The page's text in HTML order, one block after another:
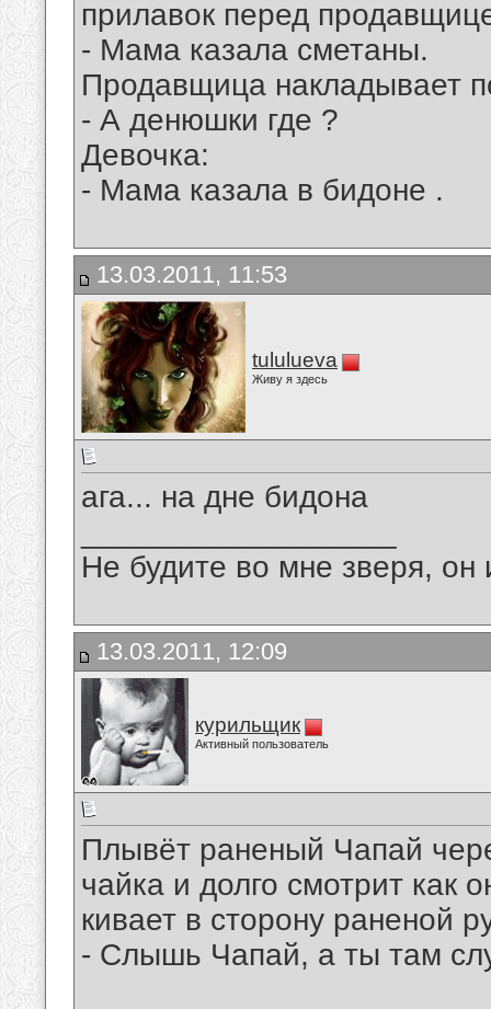
прилавок перед
- Мама казала сметаны.
Продавщица накладывает
- А денюшки где ?
Девочка:
- Мама казала в бидоне .
13.03.2011, 11:53
tululueva
Живу я здесь
ага... на дне бидона
Не будите во мне зверя, он
13.03.2011, 12:09
курильщик
Активный пользователь
Плывёт раненый Чапай
чайка и долго смотрит как
кивает в сторону раненой
- Слышь Чапай, а ты там